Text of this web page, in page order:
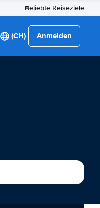
Beliebte Reiseziele
(CH) Anmelden